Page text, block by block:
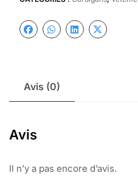
Avis (0)
Avis
Il n’y a pas encore d’avis.